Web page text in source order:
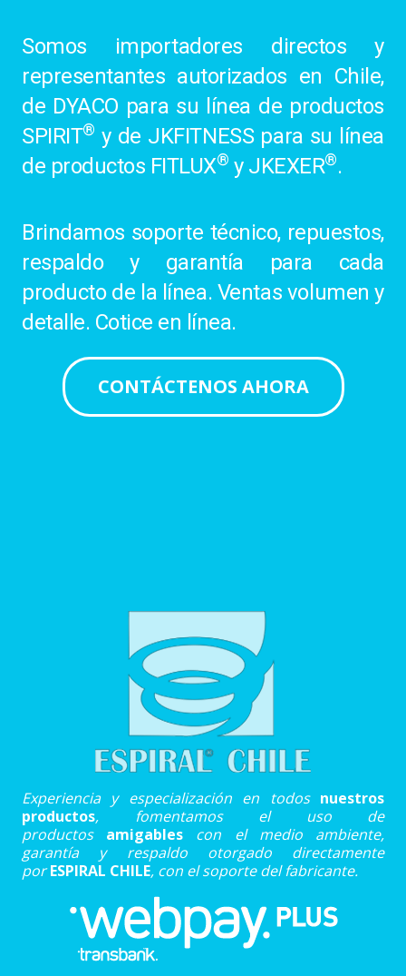
Somos importadores directos y
representantes autorizados en Chile,
de DYACO para su línea de productos
SPIRIT® y de JKFITNESS para su línea
de productos FITLUX® y JKEXER®.
Brindamos soporte técnico, repuestos,
respaldo y garantía para cada
producto de la línea. Ventas volumen y
detalle. Cotice en línea.
CONTÁCTENOS AHORA
Experiencia y especialización en todos nuestros
productos, fomentamos el uso de
productos amigables con el medio ambiente,
garantía y respaldo otorgado directamente
porESPIRAL CHILE, con el soporte del fabricante.